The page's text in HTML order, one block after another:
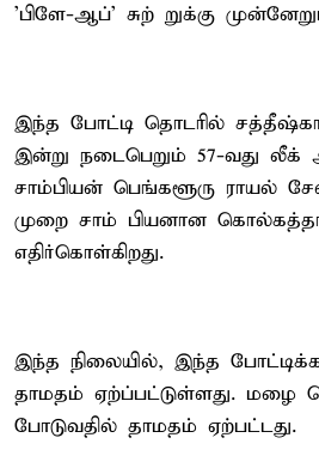
'பிளே-ஆப்' சுற் றுக்கு
இந்த போட்டி தொடரில் சத்தீஷ்கார்
இன்று நடைபெறும் 57-வது லீக்
சாம்பியன் பெங்களூரு ராயல்
முறை சாம் பியனான
எதிர்கொள்கிறது.
இந்த நிலையில், இந்த
தாமதம் ஏற்ப்பட்டுள்ளது. மழை
போடுவதில் தாமதம் ஏற்பட்டது.